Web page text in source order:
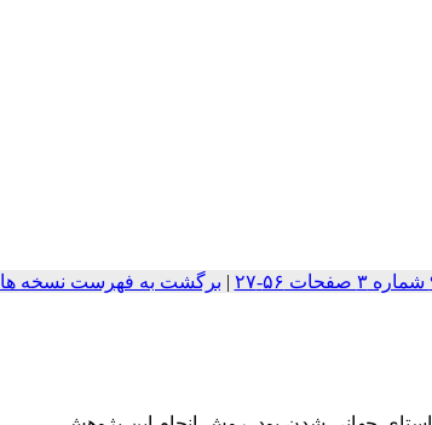
| برگشت به فهرست نسخه ها